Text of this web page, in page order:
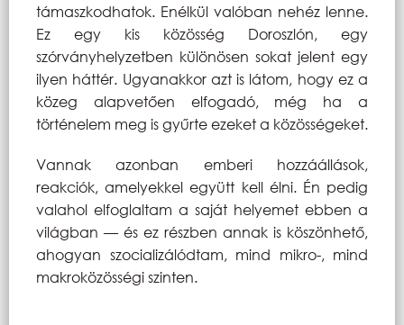
támaszkodhatok. Enélkül valóban nehéz lenne.
Ez egy kis közösség Doroszlón, egy
szórványhelyzetben különösen sokat jelent egy
ilyen háttér. Ugyanakkor azt is látom, hogy ez a
közeg alapvetően elfogadó, még ha a
történelem meg is gyűrte ezeket a közösségeket.
Vannak azonban emberi hozzáállások,
reakciók, amelyekkel együtt kell élni. Én pedig
valahol elfoglaltam a saját helyemet ebben a
világban — és ez részben annak is köszönhető,
ahogyan szocializálódtam, mind mikro-, mind
makroközösségi szinten.